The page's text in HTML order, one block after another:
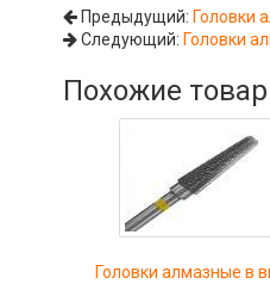
Предыдущий: Головки
Следующий: Головки
Похожие
Головки алмазные в